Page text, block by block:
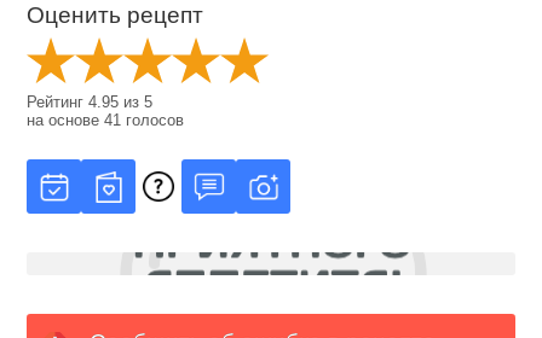
Оценить рецепт
Рейтинг4.95 из5
на основе41 голосов